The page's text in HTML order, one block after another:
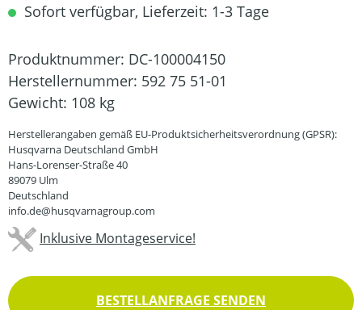
Sofort verfügbar, Lieferzeit: 1-3 Tage
Produktnummer: DC-100004150
Herstellernummer: 592 75 51-01
Gewicht: 108 kg
Herstellerangaben gemäß EU-Produktsicherheitsverordnung (GPSR):
Husqvarna Deutschland GmbH
Hans-Lorenser-Straße 40
89079 Ulm
Deutschland
info.de@husqvarnagroup.com
Inklusive Montageservice!
BESTELLANFRAGE SENDEN